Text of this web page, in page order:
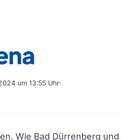
um 13:55 Uhr
Wie Bad Dürrenberg und